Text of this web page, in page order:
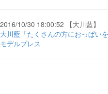
2016/10/30 18:00:52 【大川藍】
大川藍「たくさんの方におっぱい
モデルプレス